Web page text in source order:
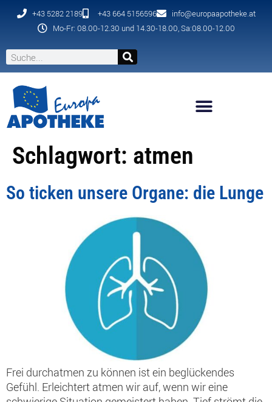
+43 5282 2189 +43 664 5156596
info@europaapotheke.at
Mo-Fr: 08.00-12.30 und 14.30-18.00, Sa:08.00-12.00
Schlagwort: atmen
So ticken unsere Organe: die Lunge
Frei durchatmen zu können ist ein beglückendes
Gefühl. Erleichtert atmen wir auf, wenn wir eine